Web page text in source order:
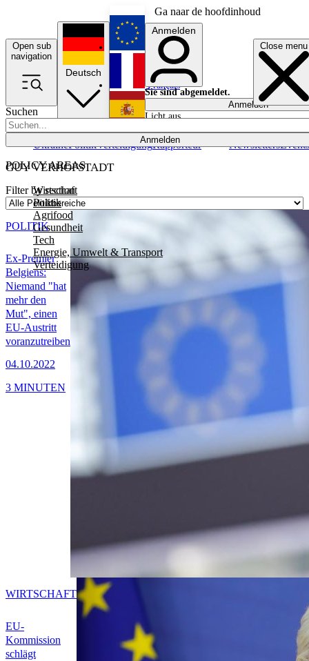
Ga naar de hoofdinhoud
Open sub
navigation
Close menu
Suchen
Anmelden
POLICY AREAS
Wirtschaft
Politik
Agrifood
Gesundheit
Tech
Energie, Umwelt & Transport
Verteidigung
UkrainePolitikVerteidigungRapporteur NewslettersEvents
Deutsch
English
Français
Anmelden
Sie sind abgemeldet.
Anmelden
Licht aus
GUY VERHOFSTADT
Filter by section
Ex-Premier
Belgiens:
Niemand "hat
mehr den
Mut", einen
EU-Austritt
voranzutreiben
04.10.2022
POLITIK
3 MINUTEN
EU-
Kommission
schlägt
WIRTSCHAFT